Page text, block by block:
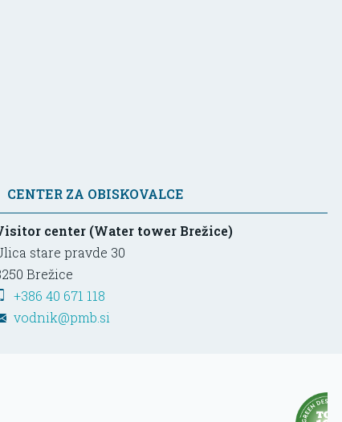
CENTER ZA OBISKOVALCE
center (Water tower Brežice)
stare pravde 30
Brežice
+386 40 671 118
vodnik@pmb.si